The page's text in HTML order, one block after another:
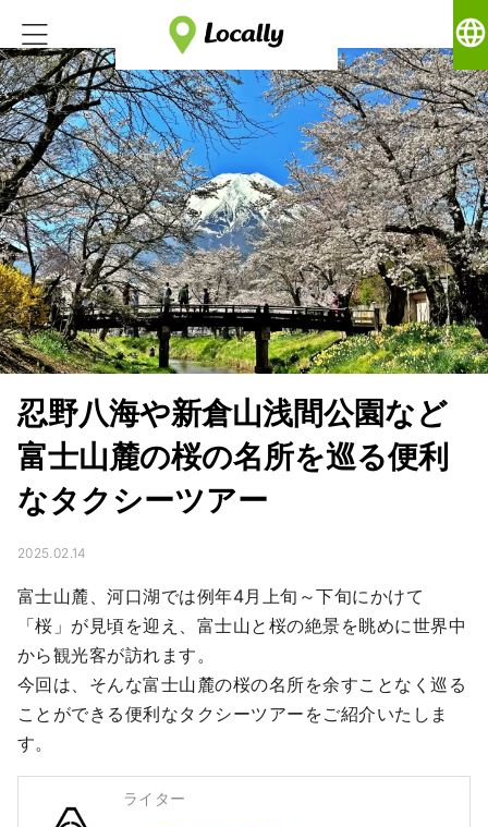
language
忍野八海や新倉山浅間公園など
富士山麓の桜の名所を巡る便利
なタクシーツアー
2025.02.14
富士山麓、河口湖では例年4月上旬～下旬にかけて
「桜」が見頃を迎え、富士山と桜の絶景を眺めに世界中
から観光客が訪れます。
今回は、そんな富士山麓の桜の名所を余すことなく巡る
ことができる便利なタクシーツアーをご紹介いたしま
す。
ライター